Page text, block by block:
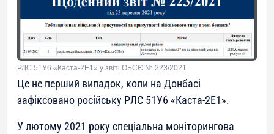
РЛС 51У6 «Каста-2Е1» у звіті ОБСЄ № 223/2021
Це не перший випадок, коли на Донбасі
зафіксовано російську РЛС 51У6 «Каста-2Е1».
У лютому 2021 року спеціальна моніторингова